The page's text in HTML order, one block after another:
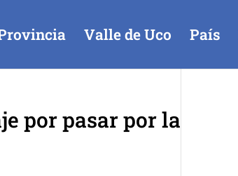
Valle de Uco País
por pasar por la